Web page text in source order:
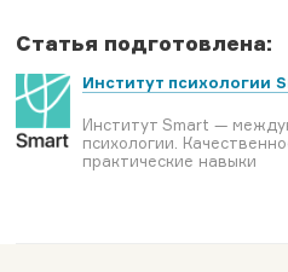
Статья подготовлена:
Институт психологии
Институт Smart —
психологии.
практические навыки